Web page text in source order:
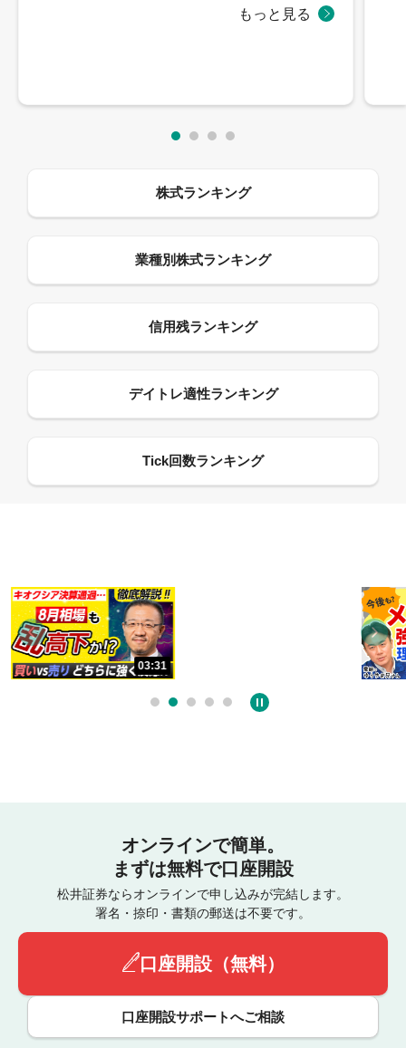
03:31
オンラインで簡単。
まずは無料で口座開設
松井証券ならオンラインで申し込みが完結します。
署名・捺印・書類の郵送は不要です。
口座開設（無料）
口座開設サポートへご相談